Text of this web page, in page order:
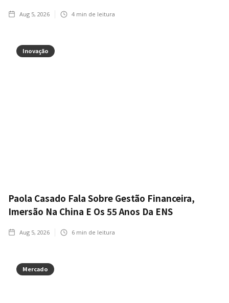
Aug 5, 2026 4 min de leitura
Inovação
Paola Casado Fala Sobre Gestão Financeira,
Imersão Na China E Os 55 Anos Da ENS
Aug 5, 2026 6 min de leitura
Mercado